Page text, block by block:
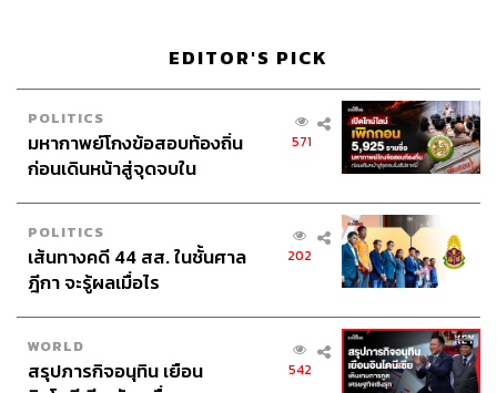
Credits
Assistantศิลา รัตนวลีวงศ์
Project Coordinatorซาจิ แซ่อื้อ
Producerนภัสสร กะสินัง
Content Creatorsชาคร ฉายเพชร, ธนภาคย์ อิทธิชัยพล,
ภัทรสุดา บุญญศรี, อาภาภัทร อารยางกูร
Video Editorsวุฒิชัย ถิระบัญชาศักดิ์, อนนต์ พูนเจ้าทรัพย์,
EDITOR'S PICK
POLITICS
มหากาพย์โกงข้อสอบท้องถิ่น
ก่อนเดินหน้าสู่จุดจบใน
571
POLITICS
เส้นทางคดี 44 สส. ในชั้นศาล
ฎีกา จะรู้ผลเมื่อไร
202
WORLD
สรุปภารกิจอนุทิน เยือน
542